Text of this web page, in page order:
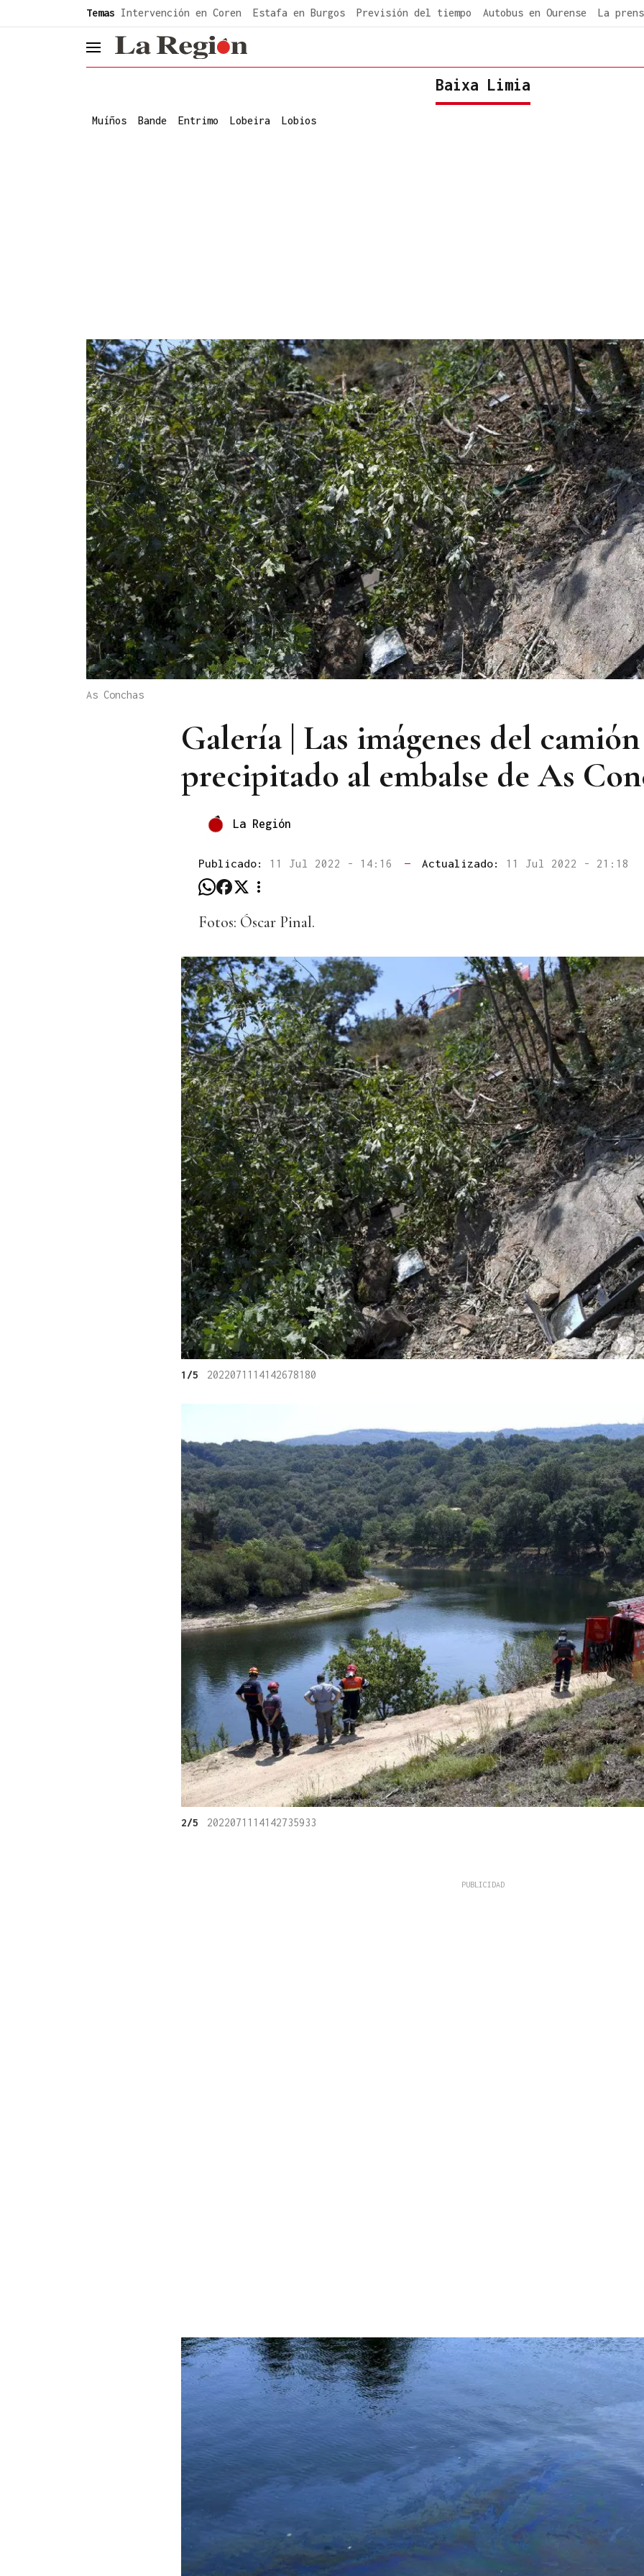
Temas Intervención en Coren Estafa en Burgos Previsión del tiempo Autobus en Ourense La
header.menu.open
Baixa Limia
Muíños Bande Entrimo Lobeira Lobios
As Conchas
Galería | Las imágenes del camión
precipitado al embalse de As
La Región
Publicado: 11 Jul 2022 - 14:16 — Actualizado: 11 Jul 2022 - 21:18
Fotos: Óscar Pinal.
1/5 2022071114142678180
2/5 2022071114142735933